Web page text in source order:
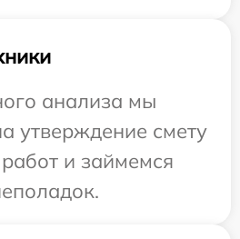
анализа мы
утверждение смету
и займемся